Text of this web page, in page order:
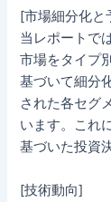
[市場細分化と
当レポートで
市場をタイプ
基づいて細分
された各セグ
います。これ
基づいた投資
[技術動向]